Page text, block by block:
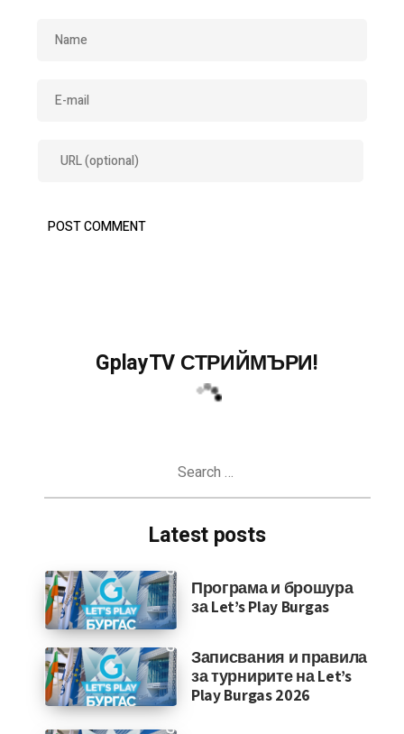
GplayTV СТРИЙМЪРИ!
Latest posts
Програма и брошура
за Let’s Play Burgas
Записвания и правила
за турнирите на Let’s
Play Burgas 2026